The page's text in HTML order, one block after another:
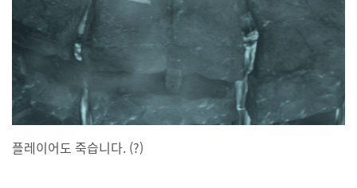
플레이어도 죽습니다. (?)